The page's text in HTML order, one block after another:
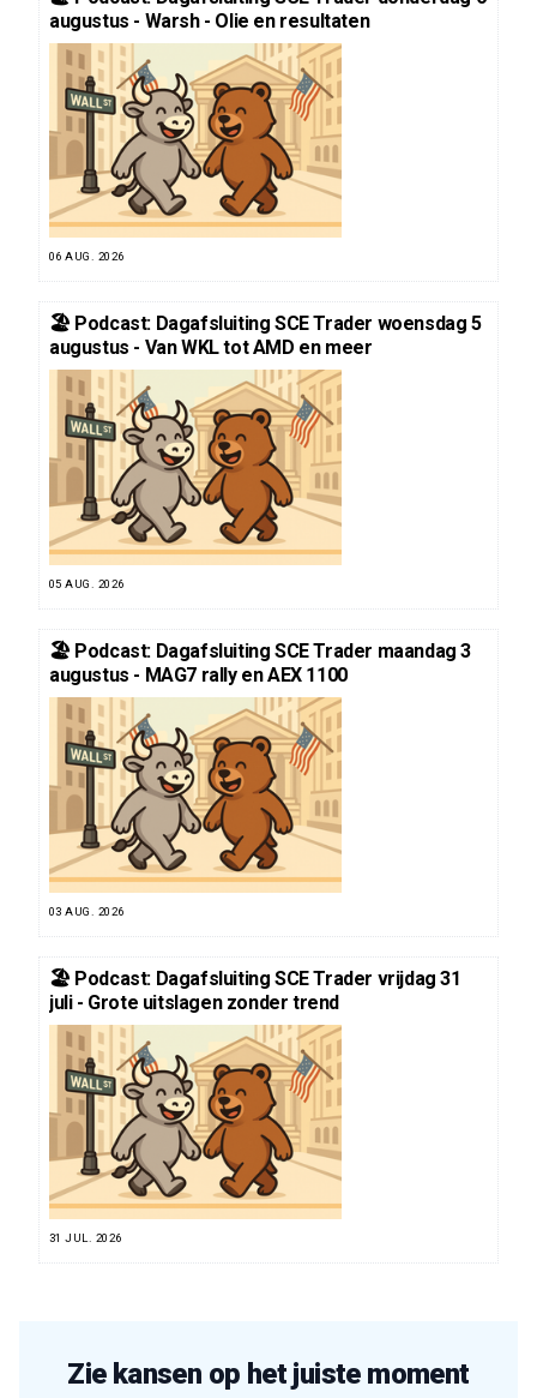
augustus - Warsh - Olie en resultaten
06 AUG. 2026
🏖️ Podcast: Dagafsluiting SCE Trader woensdag 5
augustus - Van WKL tot AMD en meer
05 AUG. 2026
🏖️ Podcast: Dagafsluiting SCE Trader maandag 3
augustus - MAG7 rally en AEX 1100
03 AUG. 2026
🏖️ Podcast: Dagafsluiting SCE Trader vrijdag 31
juli - Grote uitslagen zonder trend
31 JUL. 2026
Zie kansen op het juiste moment